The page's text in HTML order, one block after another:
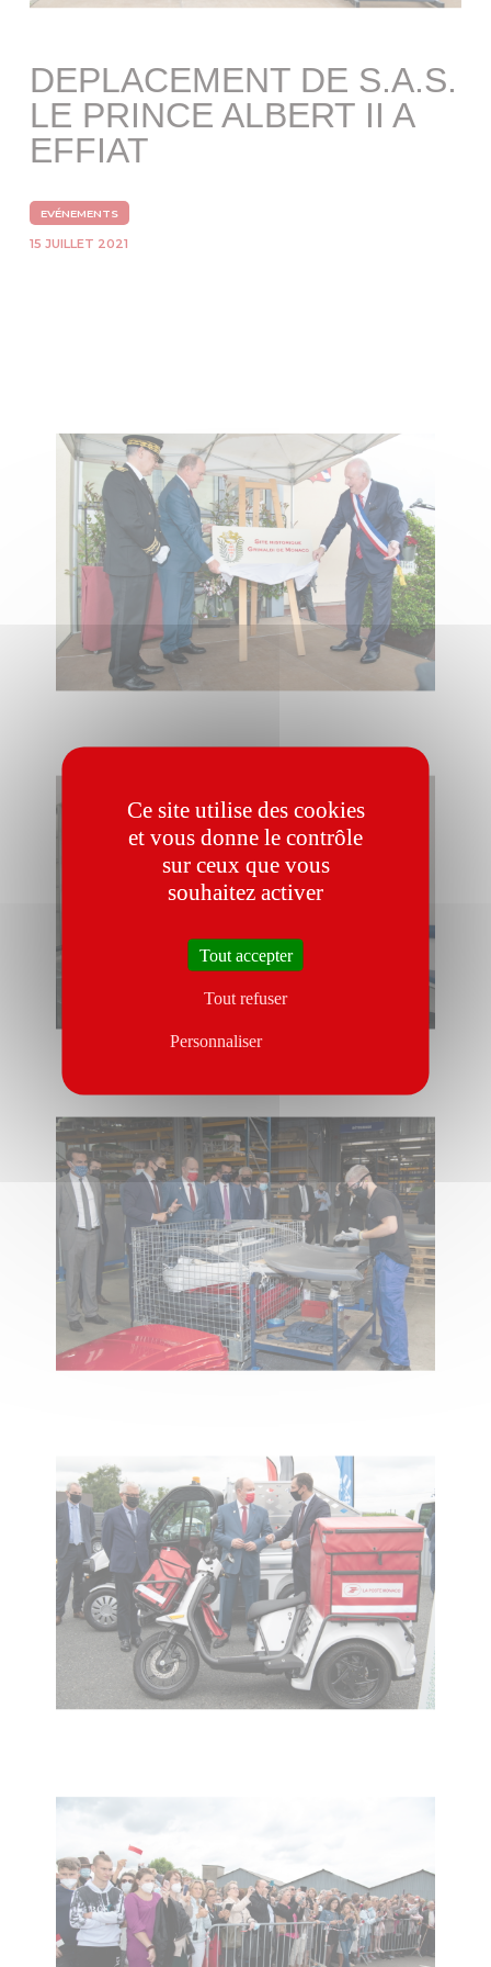
DEPLACEMENT DE S.A.S.
LE PRINCE ALBERT II A
EFFIAT
EVÉNEMENTS
15 JUILLET 2021
Ce site utilise des cookies
et vous donne le contrôle
sur ceux que vous
souhaitez activer
Tout accepter
Tout refuser
Personnaliser